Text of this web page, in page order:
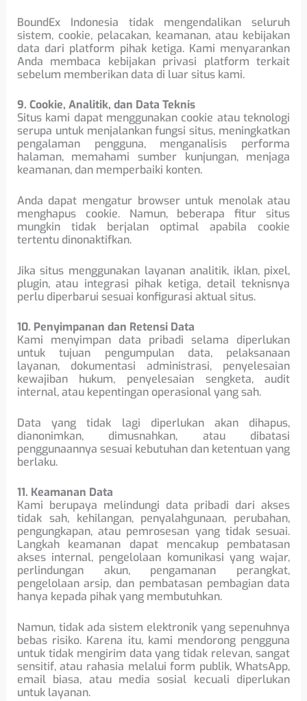
BoundEx Indonesia tidak mengendalikan seluruh
sistem, cookie, pelacakan, keamanan, atau kebijakan
data dari platform pihak ketiga. Kami menyarankan
Anda membaca kebijakan privasi platform terkait
sebelum memberikan data di luar situs kami.
9. Cookie, Analitik, dan Data Teknis
Situs kami dapat menggunakan cookie atau teknologi
serupa untuk menjalankan fungsi situs, meningkatkan
pengalaman pengguna, menganalisis performa
halaman, memahami sumber kunjungan, menjaga
keamanan, dan memperbaiki konten.
Anda dapat mengatur browser untuk menolak atau
menghapus cookie. Namun, beberapa fitur situs
mungkin tidak berjalan optimal apabila cookie
tertentu dinonaktifkan.
Jika situs menggunakan layanan analitik, iklan, pixel,
plugin, atau integrasi pihak ketiga, detail teknisnya
perlu diperbarui sesuai konfigurasi aktual situs.
10. Penyimpanan dan Retensi Data
Kami menyimpan data pribadi selama diperlukan
untuk tujuan pengumpulan data, pelaksanaan
layanan, dokumentasi administrasi, penyelesaian
kewajiban hukum, penyelesaian sengketa, audit
internal, atau kepentingan operasional yang sah.
Data yang tidak lagi diperlukan akan dihapus,
dianonimkan, dimusnahkan, atau dibatasi
penggunaannya sesuai kebutuhan dan ketentuan yang
berlaku.
11. Keamanan Data
Kami berupaya melindungi data pribadi dari akses
tidak sah, kehilangan, penyalahgunaan, perubahan,
pengungkapan, atau pemrosesan yang tidak sesuai.
Langkah keamanan dapat mencakup pembatasan
akses internal, pengelolaan komunikasi yang wajar,
perlindungan akun, pengamanan perangkat,
pengelolaan arsip, dan pembatasan pembagian data
hanya kepada pihak yang membutuhkan.
Namun, tidak ada sistem elektronik yang sepenuhnya
bebas risiko. Karena itu, kami mendorong pengguna
untuk tidak mengirim data yang tidak relevan, sangat
sensitif, atau rahasia melalui form publik, WhatsApp,
email biasa, atau media sosial kecuali diperlukan
untuk layanan.